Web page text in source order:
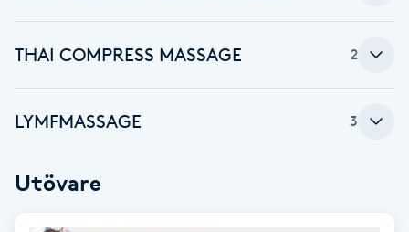
Eyeliner-tatuering
F
THAI COMPRESS MASSAGE 2
LYMFMASSAGE 3
Utövare